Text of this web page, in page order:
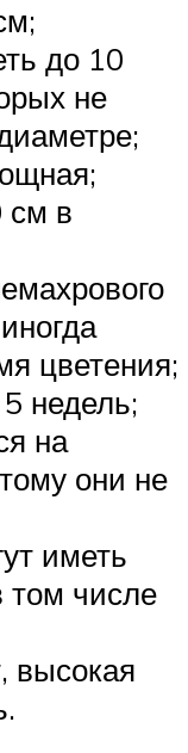
до 10
не
см в
цветения;
недель;
на
они не
иметь
числе
высокая